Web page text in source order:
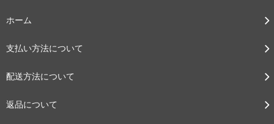
ホーム
支払い方法について
配送方法について
返品について